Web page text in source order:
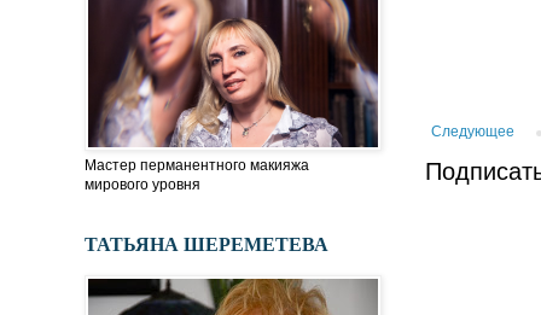
Следующее
Мастер перманентного макияжа
мирового уровня
ТАТЬЯНА ШЕРЕМЕТЕВА